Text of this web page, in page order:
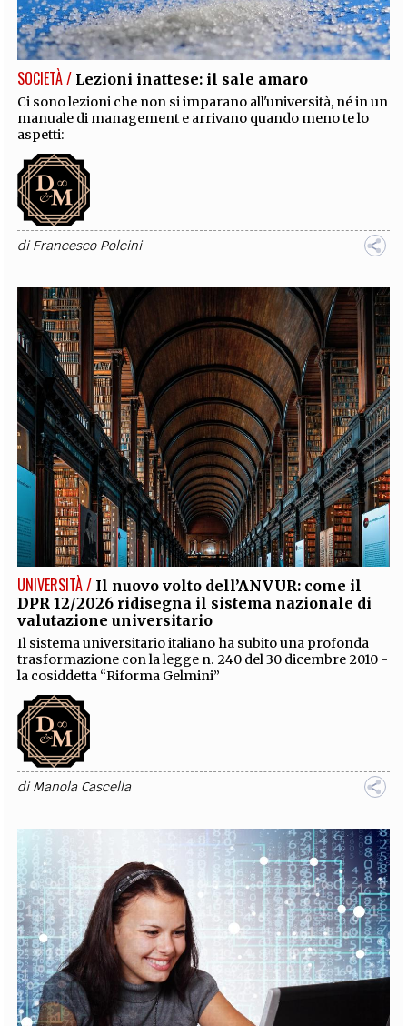
EXTRA
CODICI RUBRICHE LIBRI PROCEEDINGS PUBBLICITÀ CONTATTI
SOCIAL MEDIA
SOCIETÀ / Lezioni inattese: il sale amaro
Ci sono lezioni che non si imparano all'università, né in un
manuale di management e arrivano quando meno te lo
aspetti:
diFrancesco Polcini
UNIVERSITÀ / Il nuovo volto dell’ANVUR: come il
DPR 12/2026 ridisegna il sistema nazionale di
valutazione universitario
Il sistema universitario italiano ha subito una profonda
trasformazione con la legge n. 240 del 30 dicembre 2010 -
la cosiddetta “Riforma Gelmini”
diManola Cascella